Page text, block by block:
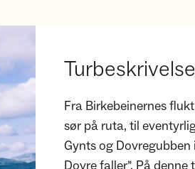
Turbeskrivelse
Fra Birkebeinernes
sør på ruta, til
Gynts og